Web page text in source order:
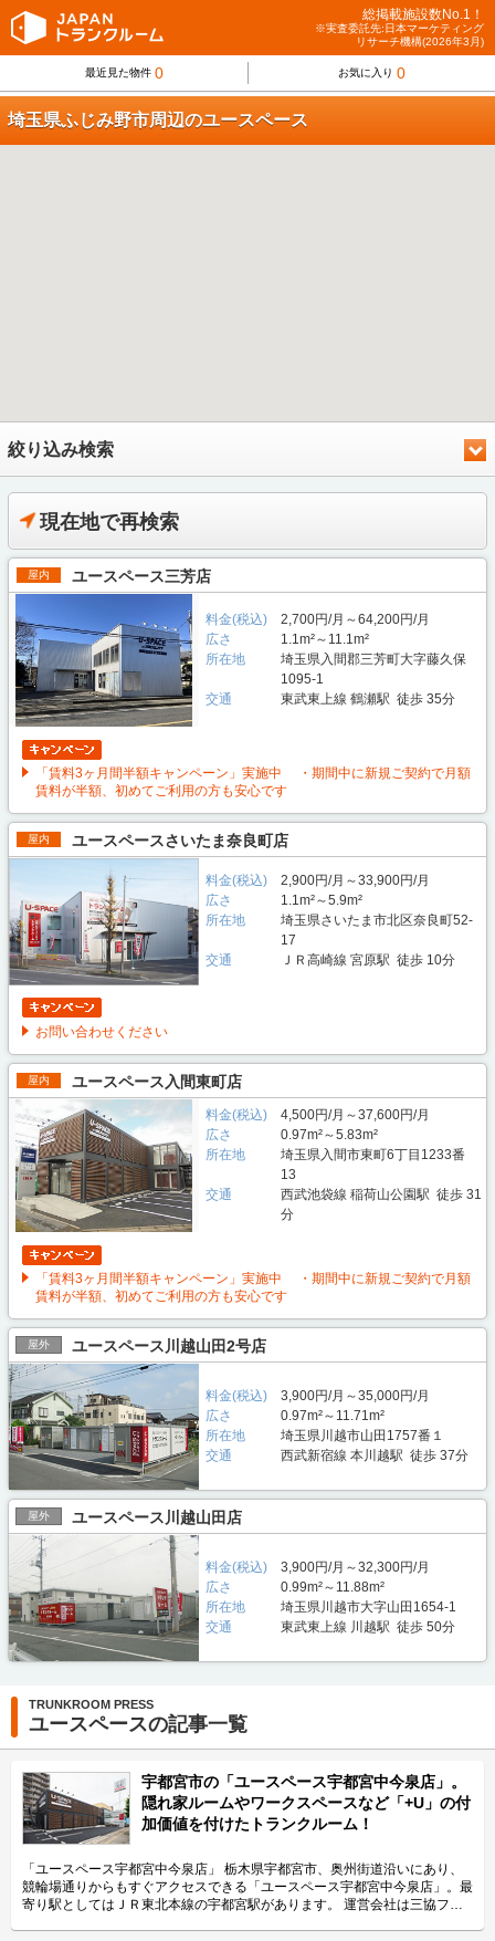
総掲載施設数No.1！
※実査委託先:日本マーケティング
リサーチ機構(2026年3月)
最近見た物件 0 お気に入り 0
埼玉県ふじみ野市周辺のユースペース
絞り込み検索
現在地で再検索
屋内 ユースペース三芳店
料金(税込)
2,700円/月～64,200円/月
広さ
1.1m²～11.1m²
所在地
埼玉県入間郡三芳町大字藤久保
1095-1
交通
東武東上線 鶴瀬駅 徒歩 35分
「賃料3ヶ月間半額キャンペーン」実施中 ・期間中に新規ご契約で月額
賃料が半額、初めてご利用の方も安心です
屋内 ユースペースさいたま奈良町店
料金(税込)
2,900円/月～33,900円/月
広さ
1.1m²～5.9m²
所在地
埼玉県さいたま市北区奈良町52-
17
交通
ＪＲ高崎線 宮原駅 徒歩 10分
お問い合わせください
屋内 ユースペース入間東町店
料金(税込)
4,500円/月～37,600円/月
広さ
0.97m²～5.83m²
所在地
埼玉県入間市東町6丁目1233番
13
交通
西武池袋線 稲荷山公園駅 徒歩 31
分
「賃料3ヶ月間半額キャンペーン」実施中 ・期間中に新規ご契約で月額
賃料が半額、初めてご利用の方も安心です
屋外 ユースペース川越山田2号店
料金(税込)
3,900円/月～35,000円/月
広さ
0.97m²～11.71m²
所在地
埼玉県川越市山田1757番１
交通
西武新宿線 本川越駅 徒歩 37分
屋外 ユースペース川越山田店
料金(税込)
3,900円/月～32,300円/月
広さ
0.99m²～11.88m²
所在地
埼玉県川越市大字山田1654-1
交通
東武東上線 川越駅 徒歩 50分
TRUNKROOM PRESS
ユースペースの記事一覧
宇都宮市の「ユースペース宇都宮中今泉店」。
隠れ家ルームやワークスペースなど「+U」の付
加価値を付けたトランクルーム！
「ユースペース宇都宮中今泉店」 栃木県宇都宮市、奥州街道沿いにあり、
競輪場通りからもすぐアクセスできる「ユースペース宇都宮中今泉店」。最
寄り駅としてはＪＲ東北本線の宇都宮駅があります。 運営会社は三協フロ